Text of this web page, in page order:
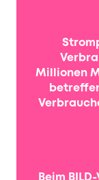
Millionen
Beim